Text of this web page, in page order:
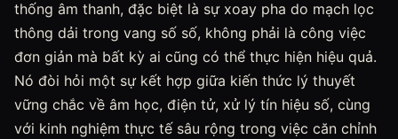
thống âm thanh, đặc biệt là sự xoay pha do mạch lọc
thông dải trong vang số số, không phải là công việc
đơn giản mà bất kỳ ai cũng có thể thực hiện hiệu quả.
Nó đòi hỏi một sự kết hợp giữa kiến thức lý thuyết
vững chắc về âm học, điện tử, xử lý tín hiệu số, cùng
với kinh nghiệm thực tế sâu rộng trong việc căn chỉnh